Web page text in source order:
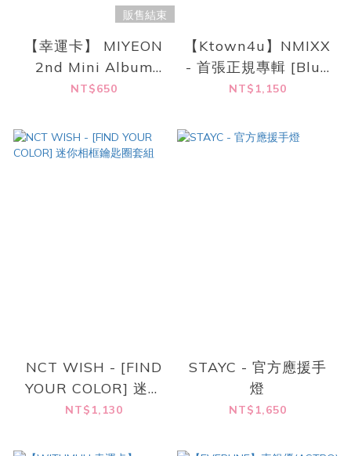
販售結束
【幸運卡】 MIYEON
2nd Mini Album
[MY, Lover] 普通版
NT$650
【Ktown4u】NMIXX
- 首張正規專輯 [Blue
Valentine]
NT$1,150
NCT WISH - [FIND
YOUR COLOR] 迷你
相框鑰匙圈套組
NT$1,130
STAYC - 官方應援手
燈
NT$1,650